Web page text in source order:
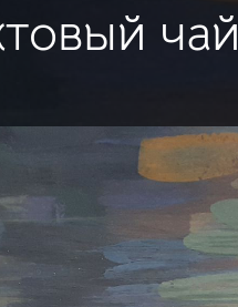
чай